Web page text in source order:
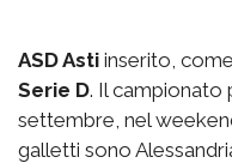
ASD Asti inserito,
Serie D. Il campionato
settembre, nel
galletti sono